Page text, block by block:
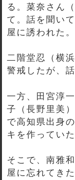
る。菜奈さん
て。話を聞い
屋に誘われた。
二階堂忍（横
警戒したが、
一方、田宮淳
子（長野里美
で高知県出身
キを作っていた
そこで、南雅
屋に忘れてき